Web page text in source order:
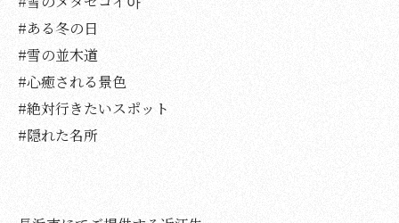
#ある冬の日
#雪の並木道
#心癒される景色
#絶対行きたいスポット
#隠れた名所